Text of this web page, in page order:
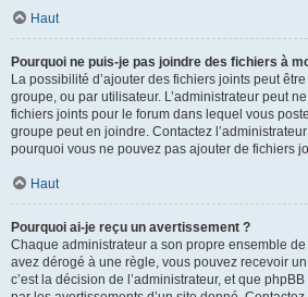
Haut
Pourquoi ne puis-je pas joindre des fichiers à
La possibilité d’ajouter des fichiers joints peut
groupe, ou par utilisateur. L’administrateur peut
fichiers joints pour le forum dans lequel vous
groupe peut en joindre. Contactez
pourquoi vous ne pouvez pas ajouter de fichiers
Haut
Pourquoi ai-je reçu un avertissement ?
Chaque administrateur a son propre ensemble
avez dérogé à une règle, vous pouvez recevoir
c’est la décision de l’administrateur, et que